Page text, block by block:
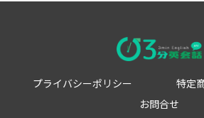
プライバシーポリシー
特定
お問合せ